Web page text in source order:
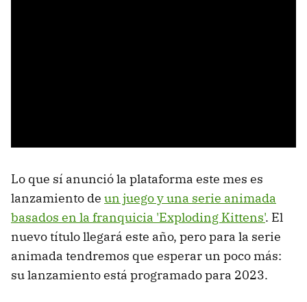
Lo que sí anunció la plataforma este mes es
lanzamiento de un juego y una serie animada
basados en la franquicia 'Exploding Kittens'. El
nuevo título llegará este año, pero para la serie
animada tendremos que esperar un poco más:
su lanzamiento está programado para 2023.